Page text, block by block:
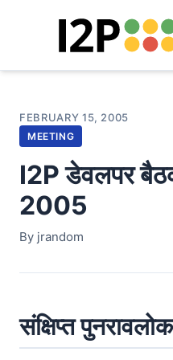
FEBRUARY 15, 2005
MEETING
I2P डेवलपर
2005
By jrandom
संक्षिप्त